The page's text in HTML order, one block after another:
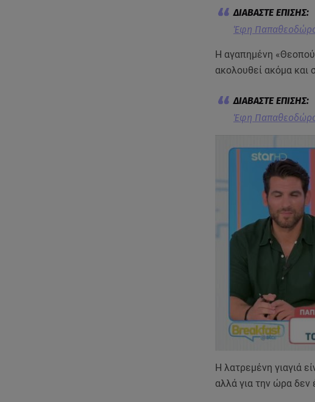
Έφη
Η αγαπημένη
ακολουθεί ακόμα και
Έφη
Η λατρεμένη γιαγιά
αλλά για την ώρα δεν